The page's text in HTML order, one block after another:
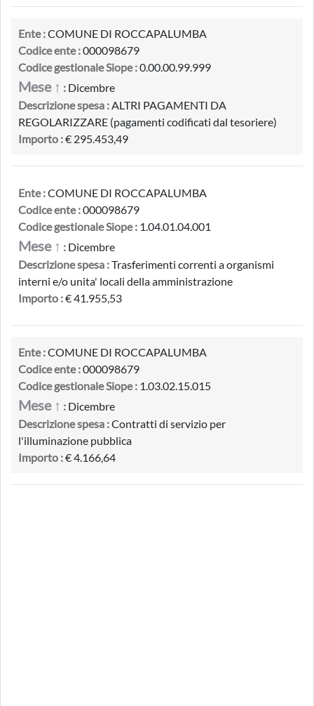
Ente :COMUNE DI ROCCAPALUMBA
Codice ente :000098679
Codice gestionale Siope :0.00.00.99.999
Mese ↑ : Dicembre
Descrizione spesa :ALTRI PAGAMENTI DA
REGOLARIZZARE (pagamenti codificati dal tesoriere)
Importo :€ 295.453,49
Ente :COMUNE DI ROCCAPALUMBA
Codice ente :000098679
Codice gestionale Siope : 1.04.01.04.001
Mese ↑ : Dicembre
Descrizione spesa :Trasferimenti correnti a organismi
interni e/o unita' locali della amministrazione
Importo :€ 41.955,53
Ente :COMUNE DI ROCCAPALUMBA
Codice ente :000098679
Codice gestionale Siope : 1.03.02.15.015
Mese ↑ : Dicembre
Descrizione spesa :Contratti di servizio per
l'illuminazione pubblica
Importo :€ 4.166,64